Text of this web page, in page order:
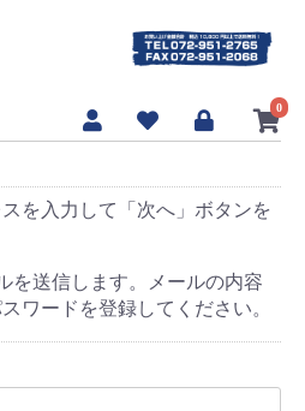
0
を入力して「次へ」ボタンを
を送信します。メールの内容
ワードを登録してください。